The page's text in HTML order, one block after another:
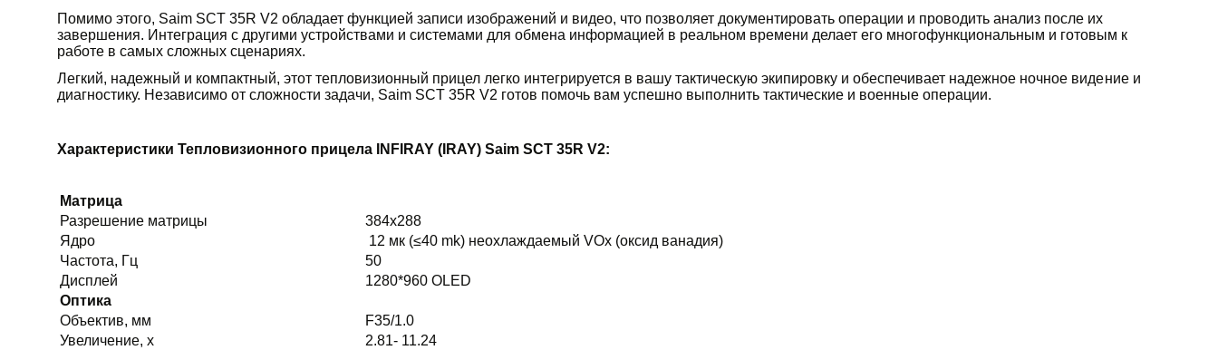
Помимо этого, Saim SCT 35R V2 обладает функцией записи изображений и видео, что позволяет документировать операции и проводить анализ после их
завершения. Интеграция с другими устройствами и системами для обмена информацией в реальном времени делает его многофункциональным и готовым к
работе в самых сложных сценариях.
Легкий, надежный и компактный, этот тепловизионный прицел легко интегрируется в вашу тактическую экипировку и обеспечивает надежное ночное видение и
диагностику. Независимо от сложности задачи, Saim SCT 35R V2 готов помочь вам успешно выполнить тактические и военные операции.
Характеристики Тепловизионного прицела INFIRAY (IRAY) Saim SCT 35R V2:
Матрица
Разрешение матрицы
384x288
Ядро
12 мк (≤40 mk) неохлаждаемый VOx (оксид ванадия)
Частота, Гц
50
Дисплей
1280*960 OLED
Оптика
Объектив, мм
F35/1.0
Увеличение, х
2.81- 11.24